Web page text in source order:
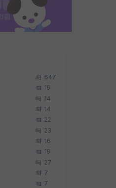
647
19
14
14
22
23
16
19
27
7
7